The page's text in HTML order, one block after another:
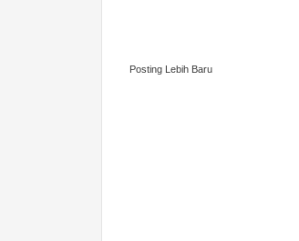
Posting Lebih Baru